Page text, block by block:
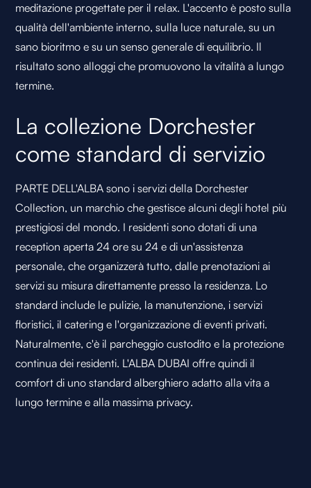
meditazione progettate per il relax. L'accento è posto sulla
qualità dell'ambiente interno, sulla luce naturale, su un
sano bioritmo e su un senso generale di equilibrio. Il
risultato sono alloggi che promuovono la vitalità a lungo
termine.
La collezione Dorchester
come standard di servizio
PARTE DELL'ALBA sono i servizi della Dorchester
Collection, un marchio che gestisce alcuni degli hotel più
prestigiosi del mondo. I residenti sono dotati di una
reception aperta 24 ore su 24 e di un'assistenza
personale, che organizzerà tutto, dalle prenotazioni ai
servizi su misura direttamente presso la residenza. Lo
standard include le pulizie, la manutenzione, i servizi
floristici, il catering e l'organizzazione di eventi privati.
Naturalmente, c'è il parcheggio custodito e la protezione
continua dei residenti. L'ALBA DUBAI offre quindi il
comfort di uno standard alberghiero adatto alla vita a
lungo termine e alla massima privacy.